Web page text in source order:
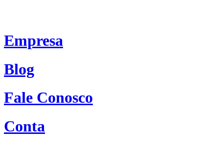
Empresa
Blog
Fale Conosco
Conta